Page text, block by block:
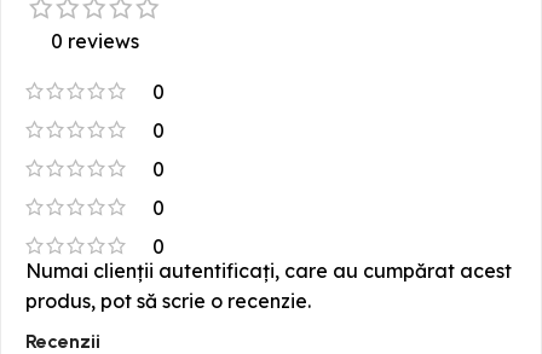
0 reviews
0
0
0
0
0
Recenzii
Numai clienții autentificați, care au cumpărat acest
produs, pot să scrie o recenzie.